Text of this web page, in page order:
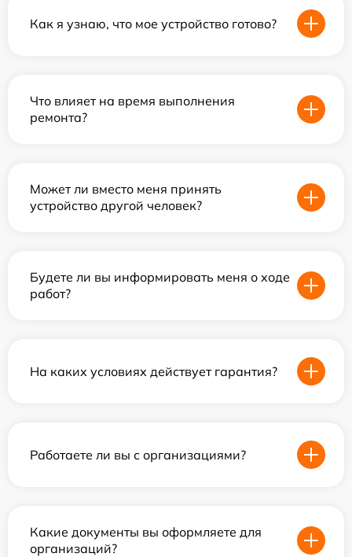
Как я узнаю, что мое устройство готово?
Что влияет на время выполнения
ремонта?
Может ли вместо меня принять
устройство другой человек?
Будете ли вы информировать меня о ходе
работ?
На каких условиях действует гарантия?
Работаете ли вы с организациями?
Какие документы вы оформляете для
организаций?